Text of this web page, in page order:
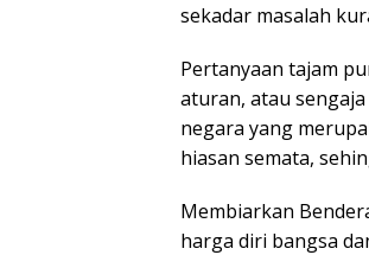
sekadar masalah
Pertanyaan tajam
aturan, atau
negara yang
hiasan semata,
Membiarkan
harga diri bangsa